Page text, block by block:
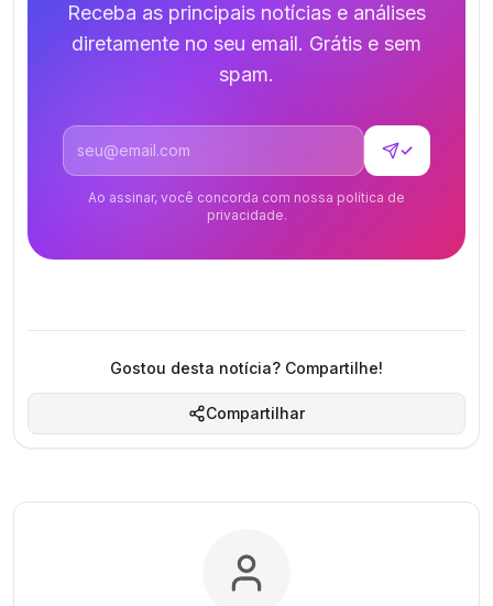
Receba as principais notícias e análises
diretamente no seu email. Grátis e sem
spam.
Endereço de email
✓
Ao assinar, você concorda com nossa política de
privacidade.
Gostou desta notícia? Compartilhe!
Compartilhar